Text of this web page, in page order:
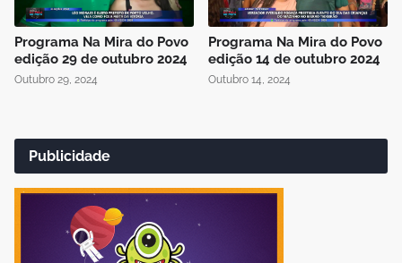
Programa Na Mira do Povo
edição 29 de outubro 2024
Outubro 29, 2024
Programa Na Mira do Povo
edição 14 de outubro 2024
Outubro 14, 2024
Publicidade